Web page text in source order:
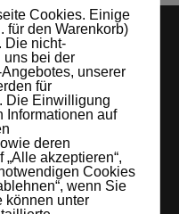
aller Art in
Alles da, was man
Cookies. Einige
für den Warenkorb)
Die nicht-
uns bei der
unserer
für
Die Einwilligung
Informationen auf
deren
akzeptieren“,
Cookies
wenn Sie
können unter